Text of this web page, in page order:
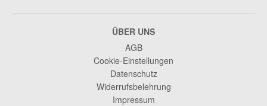
ÜBER UNS
AGB
Cookie-Einstellungen
Datenschutz
Widerrufsbelehrung
Impressum